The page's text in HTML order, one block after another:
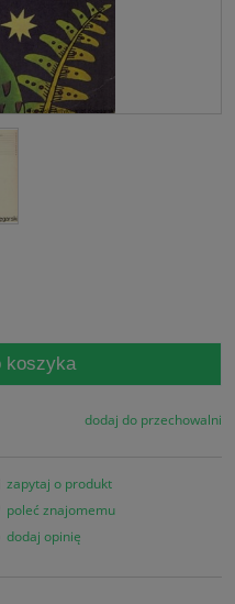
koszyka
dodaj do przechowalni
zapytaj o produkt
poleć znajomemu
dodaj opinię